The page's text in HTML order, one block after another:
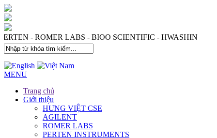
- ROMER LABS - BIOO SCIENTIFIC - HWASHIN
MENU
Trang chủ
Giới thiệu
HƯNG VIỆT CSE
AGILENT
ROMER LABS
PERTEN INSTRUMENTS